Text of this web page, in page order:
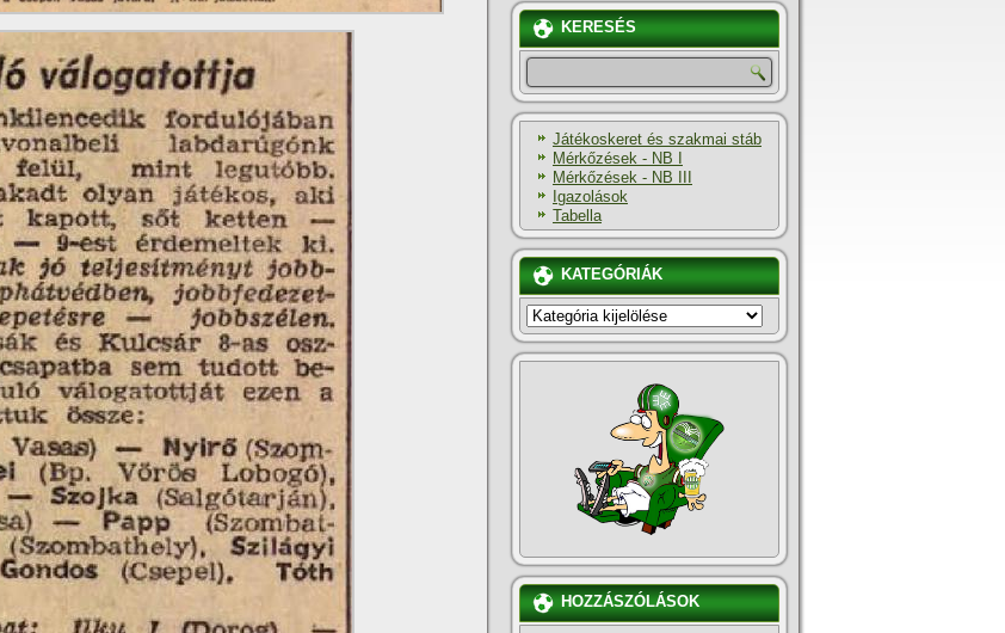
KERESÉS
Játékoskeret és szakmai stáb
Mérkőzések - NB I
Mérkőzések - NB III
Igazolások
Tabella
KATEGÓRIÁK
KATEGÓRIÁK
HOZZÁSZÓLÁSOK